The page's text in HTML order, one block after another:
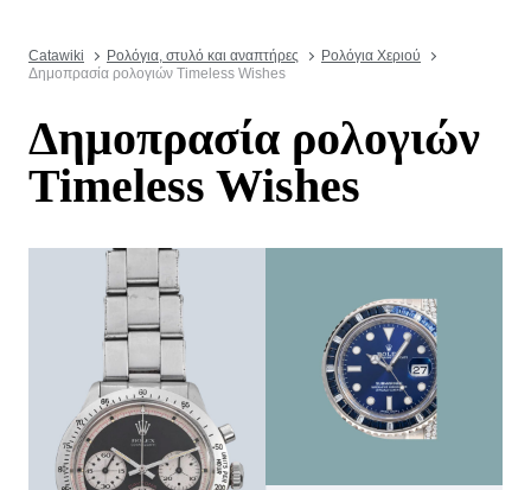
Catawiki Ρολόγια, στυλό και αναπτήρες
Ρολόγια Χεριού
Δημοπρασία ρολογιών Timeless Wishes
Δημοπρασία ρολογιών
Timeless Wishes